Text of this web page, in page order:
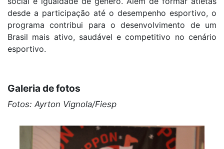
desde a participação até o desempenho esportivo, o
programa contribui para o desenvolvimento de um
Brasil mais ativo, saudável e competitivo no cenário
esportivo.
Galeria de fotos
Fotos: Ayrton Vignola/Fiesp